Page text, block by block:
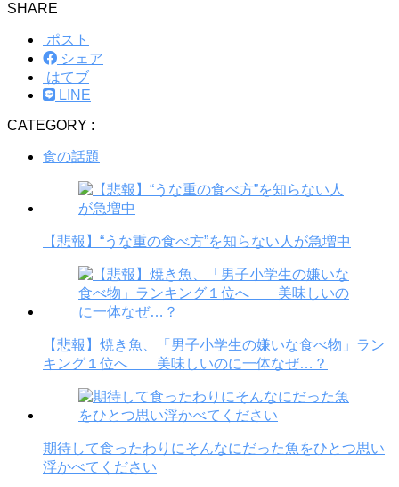
SHARE
ポスト
シェア
はてブ
LINE
CATEGORY :
食の話題
【悲報】“うな重の食べ方”を知らない人が急増中
【悲報】焼き魚、「男子小学生の嫌いな食べ物」ラン
キング１位へ 美味しいのに一体なぜ…？
期待して食ったわりにそんなにだった魚をひとつ思い
浮かべてください